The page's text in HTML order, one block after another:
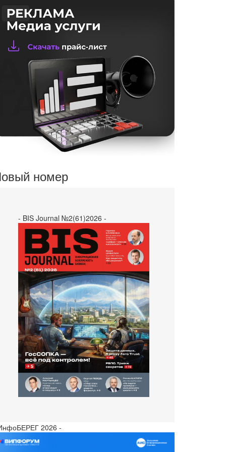
номер
- BIS Journal №2(61)2026 -
2026 -